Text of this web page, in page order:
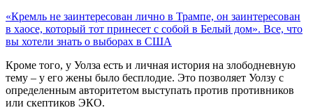
«Кремль не заинтересован лично в Трампе, он заинтересован
в хаосе, который тот принесет с собой в Белый дом». Все, что
вы хотели знать о выборах в США
Кроме того, у Уолза есть и личная история на злободневную
тему – у его жены было бесплодие. Это позволяет Уолзу с
определенным авторитетом выступать против противников
или скептиков ЭКО.